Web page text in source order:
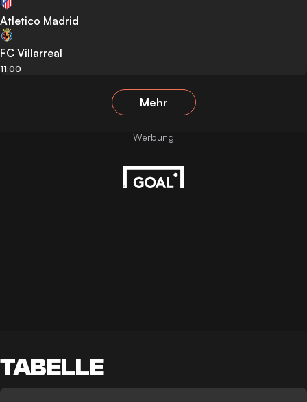
Atletico Madrid
FC Villarreal
11:00
Mehr
TABELLE